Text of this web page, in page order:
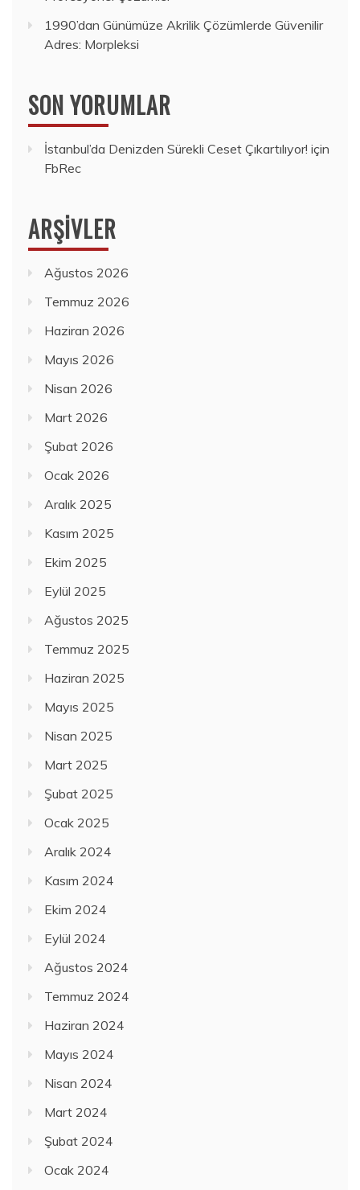
1990’dan Günümüze Akrilik Çözümlerde Güvenilir
Adres: Morpleksi
SON YORUMLAR
İstanbul’da Denizden Sürekli Ceset Çıkartılıyor! için
FbRec
ARŞIVLER
Ağustos 2026
Temmuz 2026
Haziran 2026
Mayıs 2026
Nisan 2026
Mart 2026
Şubat 2026
Ocak 2026
Aralık 2025
Kasım 2025
Ekim 2025
Eylül 2025
Ağustos 2025
Temmuz 2025
Haziran 2025
Mayıs 2025
Nisan 2025
Mart 2025
Şubat 2025
Ocak 2025
Aralık 2024
Kasım 2024
Ekim 2024
Eylül 2024
Ağustos 2024
Temmuz 2024
Haziran 2024
Mayıs 2024
Nisan 2024
Mart 2024
Şubat 2024
Ocak 2024